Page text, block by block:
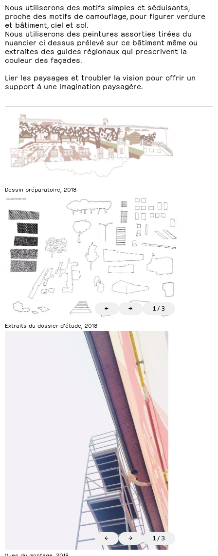
Nous utiliserons des motifs simples et séduisants,
proche des motifs de camouflage, pour figurer verdure
et bâtiment, ciel et sol.
Nous utiliserons des peintures assorties tirées du
nuancier ci dessus prélevé sur ce bâtiment même ou
extraites des guides régionaux qui prescrivent la
couleur des façades.
Lier les paysages et troubler la vision pour offrir un
support à une imagination paysagère.
Dessin préparatoire, 2018
← → 1 / 3
Extraits du dossier d’étude, 2018
← → 1 / 3